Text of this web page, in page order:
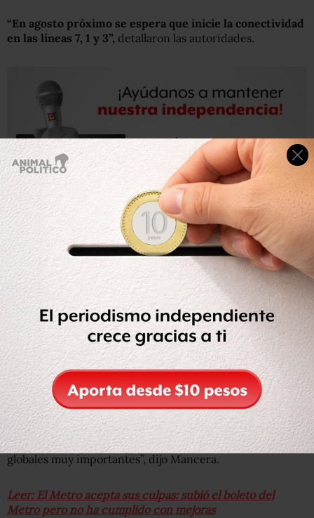
“En agosto próximo se espera que inicie la conectividad
en las líneas 7, 1 y 3”, detallaron las autoridades.
Para dar este servicio se instalarán cuatro mil puntos de
acceso, dos mil equipos de telecomunicaciones, 500
kilómetros de fibra óptica y 500 de cable radiante.
De acuerdo con Mancera, está previsto que el proceso
de conectividad de las 12 líneas esté listo entre 2019 y
2020.
“El Metro de la Ciudad de México con esto da un salto
sustancial y nos estamos colocando a la altura de trenes
como los de Moscú, París y Barcelona, de ciudades
globales muy importantes”, dijo Mancera.
Leer: El Metro acepta sus culpas: subió el boleto del
Metro pero no ha cumplido con mejoras